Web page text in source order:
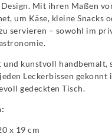
Mit ihren Maßen
um Käse, kleine Snacks
servieren – sowohl im
kunstvoll handbemalt,
Leckerbissen gekonnt
gedeckten Tisch.
x 19 cm